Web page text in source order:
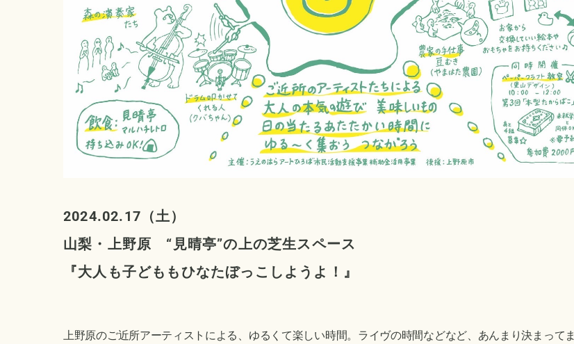
2024.02.17（土）
山梨・上野原 “見晴亭”の上の芝生スペース
『大人も子どももひなたぼっこしようよ！ 』
上野原のご近所アーティストによる、ゆるくて楽しい時間。ライヴの時間などなど、あんまり決まってま